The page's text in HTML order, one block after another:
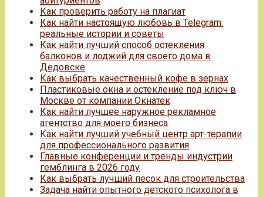
Как проверить работу на плагиат
Как найти настоящую любовь в Telegram:
реальные истории и советы
Как найти лучший способ остекления
балконов и лоджий для своего дома в
Дедовске
Как выбрать качественный кофе в зернах
Пластиковые окна и остекление под ключ в
Москве от компании Окнатек
Как найти лучшее наружное рекламное
агентство для моего бизнеса
Как найти лучший учебный центр арт-терапии
для профессионального развития
Главные конференции и тренды индустрии
гемблинга в 2026 году
Как выбрать лучший песок для строительства
Задача найти опытного детского психолога в